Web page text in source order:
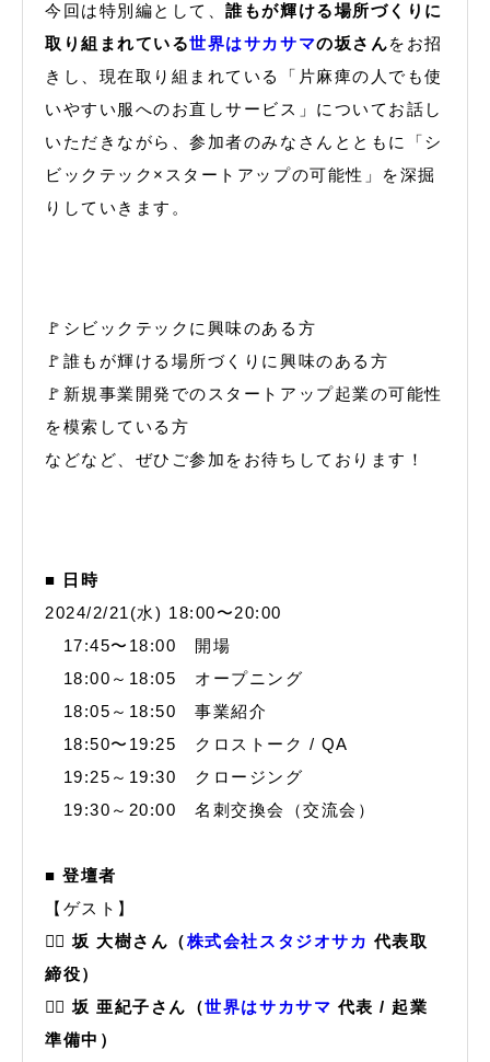
今回は特別編として、誰もが輝ける場所づくりに
取り組まれている世界はサカサマの坂さんをお招
きし、現在取り組まれている「片麻痺の人でも使
いやすい服へのお直しサービス」についてお話し
いただきながら、参加者のみなさんとともに「シ
ビックテック×スタートアップの可能性」を深掘
りしていきます。
🚩シビックテックに興味のある方
🚩誰もが輝ける場所づくりに興味のある方
🚩新規事業開発でのスタートアップ起業の可能性
を模索している方
などなど、ぜひご参加をお待ちしております！
■ 日時
2024/2/21(水) 18:00〜20:00
17:45〜18:00 開場
18:00～18:05 オープニング
18:05～18:50 事業紹介
18:50〜19:25 クロストーク / QA
19:25～19:30 クロージング
19:30～20:00 名刺交換会（交流会）
■ 登壇者
【ゲスト】
🙋‍♂️ 坂 大樹さん（株式会社スタジオサカ 代表取
締役）
🙋‍♀️ 坂 亜紀子さん（世界はサカサマ 代表 / 起業
準備中）